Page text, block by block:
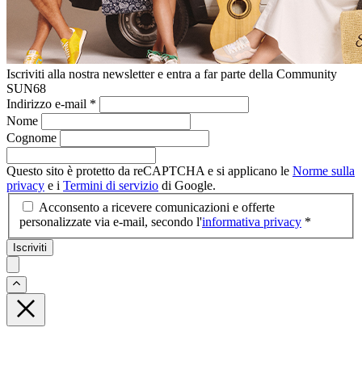
Iscriviti alla nostra newsletter e entra a far parte della Community
SUN68
Indirizzo e-mail *
Nome
Cognome
Questo sito è protetto da reCAPTCHA e si applicano le Norme sulla
privacy e i Termini di servizio di Google.
Acconsento a ricevere comunicazioni e offerte
personalizzate via e-mail, secondo l'informativa privacy *
Iscriviti